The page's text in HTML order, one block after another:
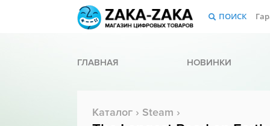
ПОИСК
ГЛАВНАЯ НОВИНКИ
Каталог › Steam ›